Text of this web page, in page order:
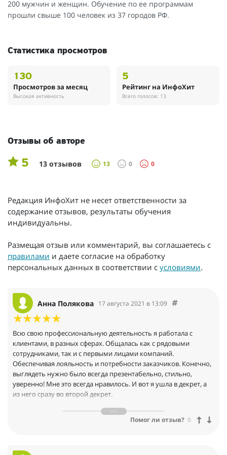
200 мужчин и женщин. Обучение по ее программам
прошли свыше 100 человек из 37 городов РФ.
Статистика просмотров
130
Просмотров за месяц
Высокая активность
5
Рейтинг на ИнфоХит
Всего голосов: 13
Отзывы об авторе
5 13 отзывов 13 0 0
Редакция ИнфоХит не несет ответственности за
содержание отзывов, результаты обучения
индивидуальны.
Размещая отзыв или комментарий, вы соглашаетесь с
правилами и даете согласие на обработку
персональных данных в соответствии с условиями.
Анна Полякова 17 августа 2021 в 13:09
Всю свою профессиональную деятельность я работала с
клиентами, в разных сферах. Общалась как с рядовыми
сотрудниками, так и с первыми лицами компаний.
Обеспечивая лояльность и потребности заказчиков. Конечно,
выглядеть нужно было всегда презентабельно, стильно,
уверенно! Мне это всегда нравилось. И вот я ушла в декрет, а
из него сразу во второй декрет.
срочно искать информацию, подумала я, и пошла учиться к
Марине в её онлайн школу BantserFashionScholl.
Помог ли отзыв? 0